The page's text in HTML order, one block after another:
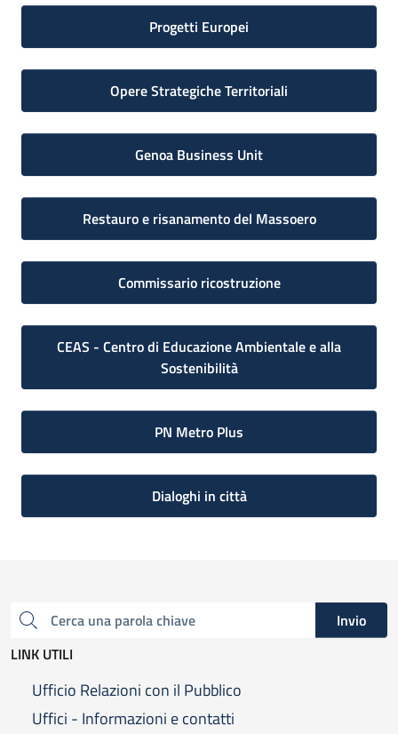
Progetti Europei
Opere Strategiche Territoriali
Genoa Business Unit
Restauro e risanamento del Massoero
Commissario ricostruzione
CEAS - Centro di Educazione Ambientale e alla
Sostenibilità
PN Metro Plus
Dialoghi in città
Cerca una parola chiave
Invio
LINK UTILI
Ufficio Relazioni con il Pubblico
Uffici - Informazioni e contatti